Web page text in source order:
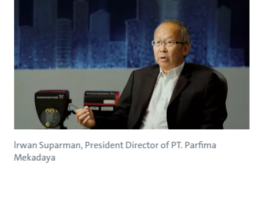
lrwan Suparman, President Director of PT. Parfima
Mekadaya